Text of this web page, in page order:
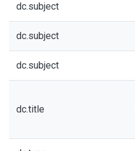
dc.subject
dc.subject
dc.subject
dc.title